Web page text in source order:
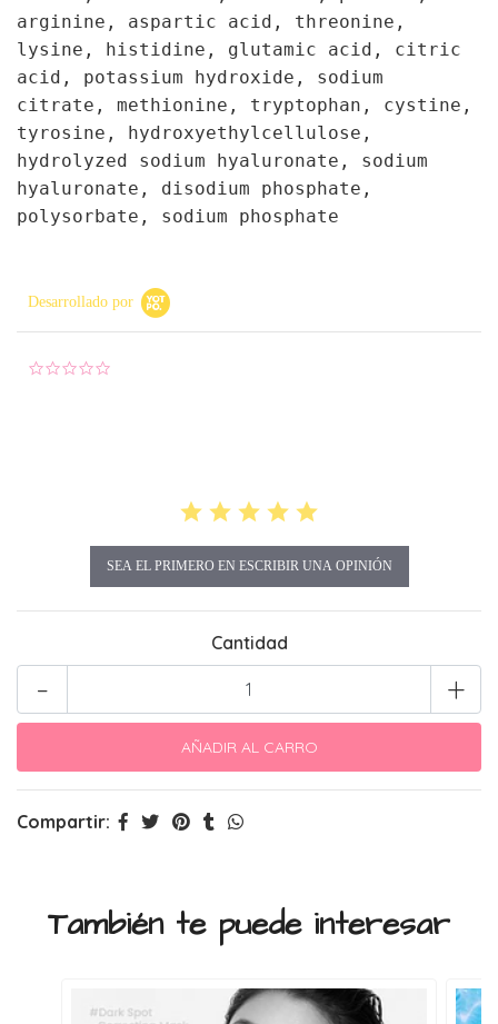
arginine, aspartic acid, threonine,
lysine, histidine, glutamic acid, citric
acid, potassium hydroxide, sodium
citrate, methionine, tryptophan, cystine,
tyrosine, hydroxyethylcellulose,
hydrolyzed sodium hyaluronate, sodium
hyaluronate, disodium phosphate,
polysorbate, sodium phosphate
Desarrollado por
SEA EL PRIMERO EN ESCRIBIR UNA OPINIÓN
Cantidad
+
-
Compartir:
También te puede interesar